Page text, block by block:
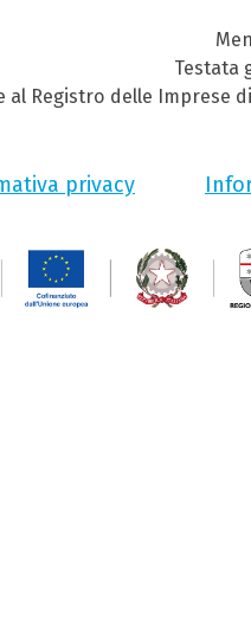
Testata
al Registro delle Imprese di
privacy